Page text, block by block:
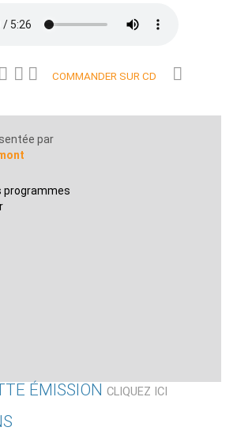
COMMANDER SUR CD
par
programmes
ÉMISSION CLIQUEZ ICI